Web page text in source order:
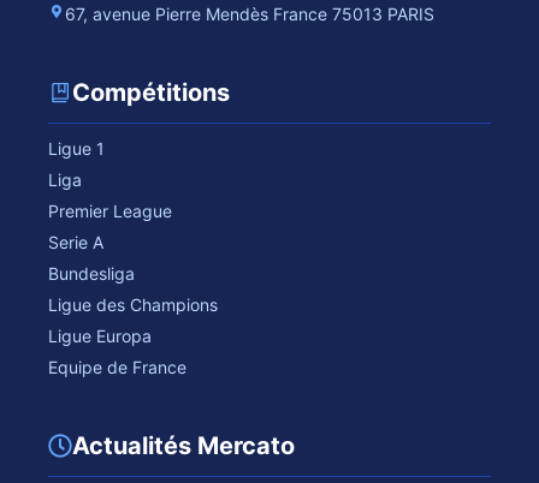
67, avenue Pierre Mendès France 75013 PARIS
Compétitions
Ligue 1
Liga
Premier League
Serie A
Bundesliga
Ligue des Champions
Ligue Europa
Equipe de France
Actualités Mercato